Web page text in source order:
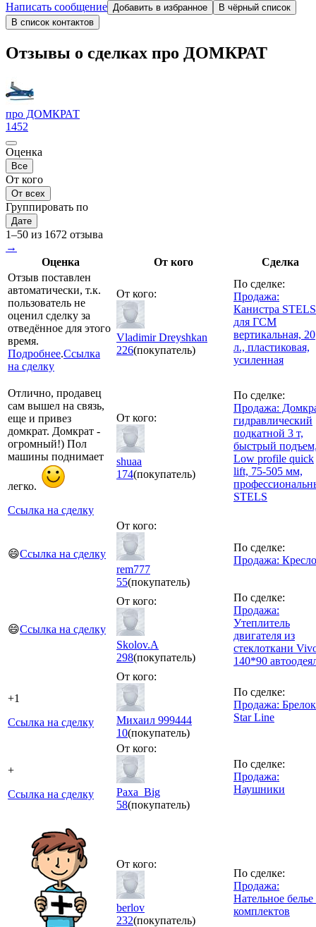
Написать сообщение Добавить в избранное
В чёрный список
В список контактов
Отзывы о сделках про ДОМКРАТ
про ДОМКРАТ
1452
Оценка
Все
От кого
От всех
Группировать по
Дате
1–50 из 1672 отзыва
→
Оценка
От кого
Сделка
Отзыв поставлен
автоматически, т.к.
пользователь не
оценил сделку за
отведённое для этого
время.
Подробнее.Ссылка
на сделку
От кого:
Vladimir Dreyshkan
226(покупатель)
По сделке:
Продажа:
Канистра STELS
для ГСМ
вертикальная, 20
л., пластиковая,
усиленная
Отлично, продавец
сам вышел на связь,
еще и привез
домкрат. Домкрат -
огромный!) Пол
машины поднимает
легко.
Ссылка на сделку
От кого:
shuaa
174(покупатель)
По сделке:
Продажа:
гидравлический
подкатной 3 т,
быстрый
Low profile quick
lift, 75-505 мм,
STELS
😄Ссылка на сделку
От кого:
rem777
55(покупатель)
По сделке:
Продажа: Кресло
😄Ссылка на сделку
От кого:
Skolov.A
298(покупатель)
По сделке:
Продажа:
Утеплитель
двигателя из
стеклоткани
140*90
+1
Ссылка на сделку
От кого:
Михаил 999444
10(покупатель)
По сделке:
Продажа: Брелок
Star Line
+
Ссылка на сделку
От кого:
Paxa_Big
58(покупатель)
По сделке:
Продажа:
Наушники
От кого:
berlov
232(покупатель)
По сделке:
Продажа:
Нательное белье
комплектов